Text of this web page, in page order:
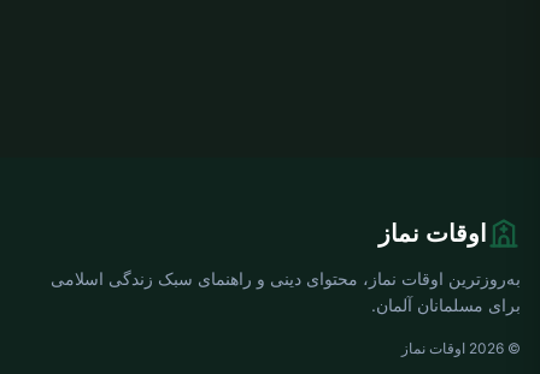
اوقات نماز
به‌روزترین اوقات نماز، محتوای دینی و راهنمای سبک زندگی اسلامی
برای مسلمانان آلمان.
© 2026 اوقات نماز